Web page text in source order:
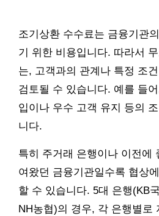
조기상환 수수료는 금융기관
기 위한 비용입니다. 따라서
는, 고객과의 관계나 특정 조
검토될 수 있습니다. 예를 들
입이나 우수 고객 유지 등의
니다.
특히 주거래 은행이나 이전에
여왔던 금융기관일수록 협상
할 수 있습니다. 5대 은행(KB
NH농협)의 경우, 각 은행별로